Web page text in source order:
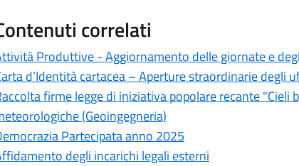
correlati
Produttive - Aggiornamento delle giornate e
d’Identità cartacea – Aperture straordinarie degli
firme legge di iniziativa popolare recante
(Geoingegneria)
Partecipata anno 2025
degli incarichi legali esterni